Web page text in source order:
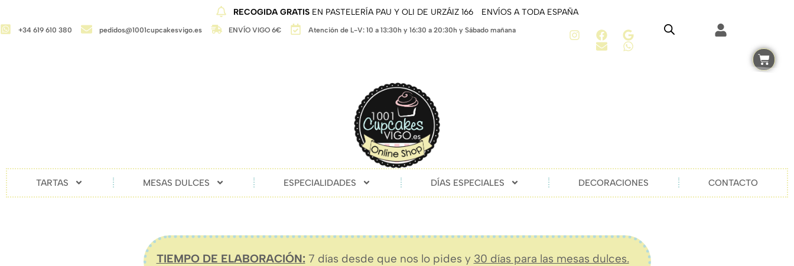
RECOGIDA GRATIS EN PASTELERÍA PAU Y OLI DE URZÁIZ 166 ENVÍOS A TODA ESPAÑA
+34 619 610 380 pedidos@1001cupcakesvigo.es ENVÍO VIGO 6€ Atención de L-V: 10 a 13:30h y 16:30 a 20:30h y Sábado mañana
TARTAS MESAS DULCES ESPECIALIDADES DÍAS ESPECIALES DECORACIONES CONTACTO
TIEMPO DE ELABORACIÓN:7 días desde que nos lo pides y 30 días para las mesas dulces.